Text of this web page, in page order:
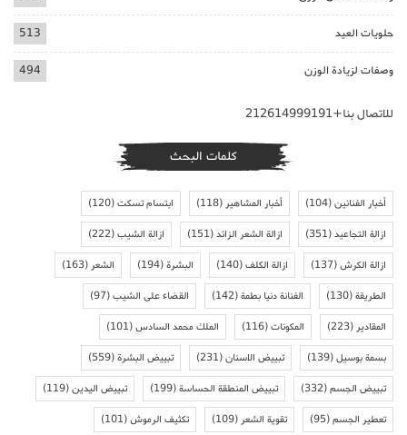
حلويات العيد 513
وصفات لزيادة الوزن 494
للاتصال بنا+212614999191
كلمات البحث
أخبار الفنانين(104) أخبار المشاهير(118) ابتسام تسكت(120)
ازالة التجاعيد(351) ازالة الشعر الزائد(151) ازالة الشيب(222)
ازالة الكرش(137) ازالة الكلف(140) البشرة(194) الشعر(163)
الطريقة(130) الفنانة دنيا بطمة(142) القضاء على الشيب(97)
المقادير(223) المكونات(116) الملك محمد السادس(101)
بسمة بوسيل(139) تبييض الاسنان(231) تبييض البشرة(559)
تبييض الجسم(332) تبييض المنطقة الحساسة(199) تبييض اليدين(119)
تعطير الجسم(95) تقوية الشعر(109) تكثيف الرموش(101)